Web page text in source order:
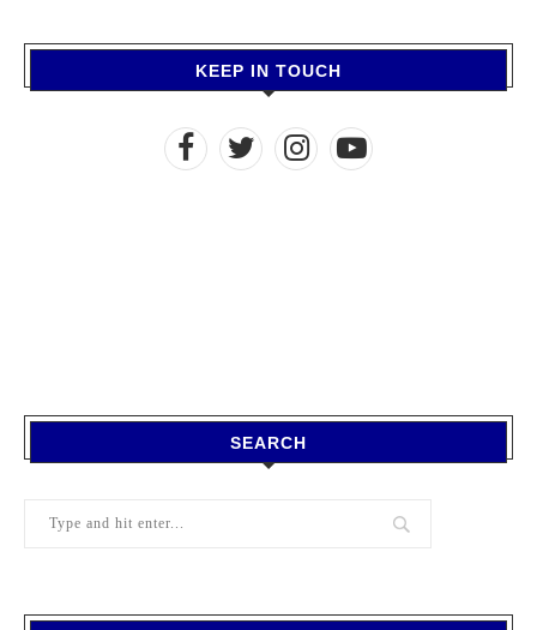
KEEP IN TOUCH
SEARCH